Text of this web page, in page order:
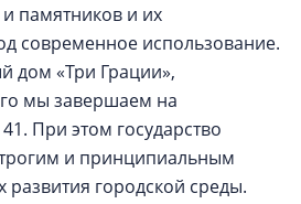
памятников и их
современное использование.
дом «Три Грации»,
мы завершаем на
При этом государство
и принципиальным
городской среды.